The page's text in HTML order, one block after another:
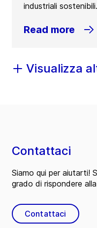
industriali sostenibili.
Read more
Visualizza
Contattaci
Siamo qui per aiutarti!
grado di rispondere
Contattaci